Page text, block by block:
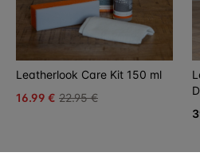
Leatherlook Care Kit 150 ml
16.99 € 22.95 €